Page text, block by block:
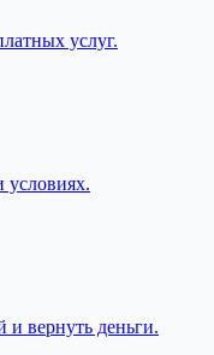
услуг.
условиях.
и вернуть деньги.